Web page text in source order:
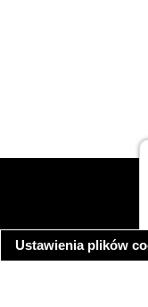
Ustawienia plików